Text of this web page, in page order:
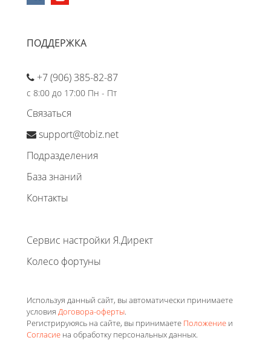
ПОДДЕРЖКА
+7 (906) 385-82-87
с 8:00 до 17:00 Пн - Пт
Связаться
support@tobiz.net
Подразделения
База знаний
Контакты
Сервис настройки Я.Директ
Колесо фортуны
Используя данный сайт, вы автоматически принимаете
условия Договора-оферты.
Регистрируюясь на сайте, вы принимаете Положение и
Согласие на обработку персональных данных.